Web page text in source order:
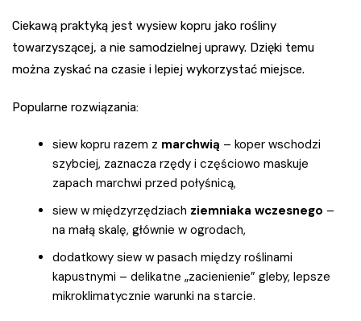
Ciekawą praktyką jest wysiew kopru jako rośliny
towarzyszącej, a nie samodzielnej uprawy. Dzięki temu
można zyskać na czasie i lepiej wykorzystać miejsce.
Popularne rozwiązania:
siew kopru razem z marchwią – koper wschodzi
szybciej, zaznacza rzędy i częściowo maskuje
zapach marchwi przed połyśnicą,
siew w międzyrzędziach ziemniaka wczesnego –
na małą skalę, głównie w ogrodach,
dodatkowy siew w pasach między roślinami
kapustnymi – delikatne „zacienienie” gleby, lepsze
mikroklimatycznie warunki na starcie.